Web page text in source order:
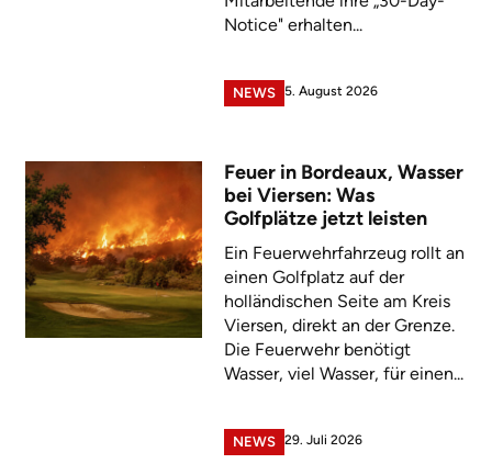
Notice" erhalten...
NEWS 5. August 2026
Feuer in Bordeaux, Wasser
bei Viersen: Was
Golfplätze jetzt leisten
Ein Feuerwehrfahrzeug rollt an
einen Golfplatz auf der
holländischen Seite am Kreis
Viersen, direkt an der Grenze.
Die Feuerwehr benötigt
Wasser, viel Wasser, für einen...
NEWS 29. Juli 2026